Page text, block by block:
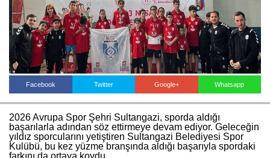
Facebook Twitter Google+ Whatsapp
2026 Avrupa Spor Şehri Sultangazi, sporda aldığı
başarılarla adından söz ettirmeye devam ediyor. Geleceğin
yıldız sporcularını yetiştiren Sultangazi Belediyesi Spor
Kulübü, bu kez yüzme branşında aldığı başarıyla spordaki
farkını da ortaya koydu.
KÜNYE
İLETİŞİM
Haberin Doğru Adresi.